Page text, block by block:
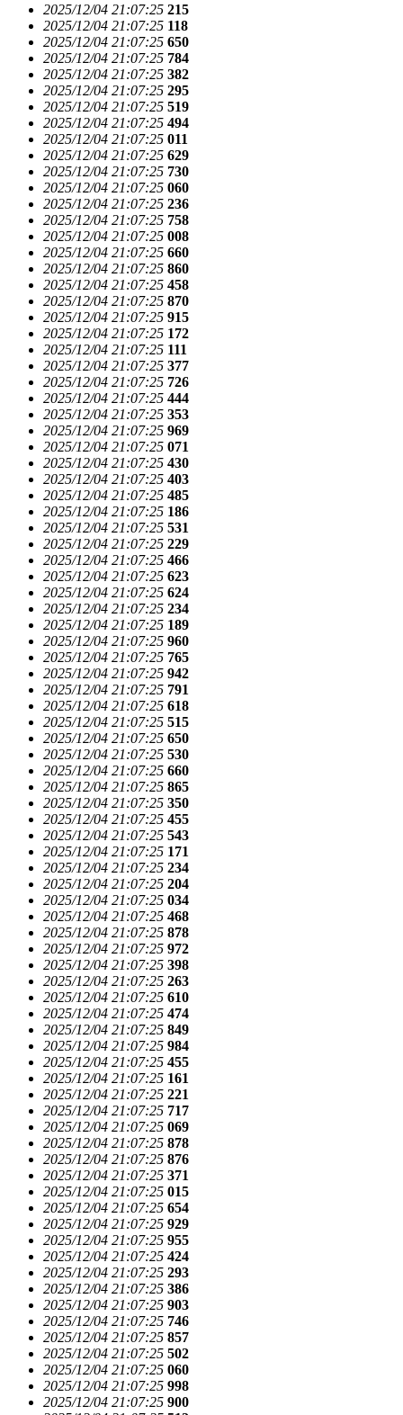
2025/12/04 21:07:25 215
2025/12/04 21:07:25 118
2025/12/04 21:07:25 650
2025/12/04 21:07:25 784
2025/12/04 21:07:25 382
2025/12/04 21:07:25 295
2025/12/04 21:07:25 519
2025/12/04 21:07:25 494
2025/12/04 21:07:25 011
2025/12/04 21:07:25 629
2025/12/04 21:07:25 730
2025/12/04 21:07:25 060
2025/12/04 21:07:25 236
2025/12/04 21:07:25 758
2025/12/04 21:07:25 008
2025/12/04 21:07:25 660
2025/12/04 21:07:25 860
2025/12/04 21:07:25 458
2025/12/04 21:07:25 870
2025/12/04 21:07:25 915
2025/12/04 21:07:25 172
2025/12/04 21:07:25 111
2025/12/04 21:07:25 377
2025/12/04 21:07:25 726
2025/12/04 21:07:25 444
2025/12/04 21:07:25 353
2025/12/04 21:07:25 969
2025/12/04 21:07:25 071
2025/12/04 21:07:25 430
2025/12/04 21:07:25 403
2025/12/04 21:07:25 485
2025/12/04 21:07:25 186
2025/12/04 21:07:25 531
2025/12/04 21:07:25 229
2025/12/04 21:07:25 466
2025/12/04 21:07:25 623
2025/12/04 21:07:25 624
2025/12/04 21:07:25 234
2025/12/04 21:07:25 189
2025/12/04 21:07:25 960
2025/12/04 21:07:25 765
2025/12/04 21:07:25 942
2025/12/04 21:07:25 791
2025/12/04 21:07:25 618
2025/12/04 21:07:25 515
2025/12/04 21:07:25 650
2025/12/04 21:07:25 530
2025/12/04 21:07:25 660
2025/12/04 21:07:25 865
2025/12/04 21:07:25 350
2025/12/04 21:07:25 455
2025/12/04 21:07:25 543
2025/12/04 21:07:25 171
2025/12/04 21:07:25 234
2025/12/04 21:07:25 204
2025/12/04 21:07:25 034
2025/12/04 21:07:25 468
2025/12/04 21:07:25 878
2025/12/04 21:07:25 972
2025/12/04 21:07:25 398
2025/12/04 21:07:25 263
2025/12/04 21:07:25 610
2025/12/04 21:07:25 474
2025/12/04 21:07:25 849
2025/12/04 21:07:25 984
2025/12/04 21:07:25 455
2025/12/04 21:07:25 161
2025/12/04 21:07:25 221
2025/12/04 21:07:25 717
2025/12/04 21:07:25 069
2025/12/04 21:07:25 878
2025/12/04 21:07:25 876
2025/12/04 21:07:25 371
2025/12/04 21:07:25 015
2025/12/04 21:07:25 654
2025/12/04 21:07:25 929
2025/12/04 21:07:25 955
2025/12/04 21:07:25 424
2025/12/04 21:07:25 293
2025/12/04 21:07:25 386
2025/12/04 21:07:25 903
2025/12/04 21:07:25 746
2025/12/04 21:07:25 857
2025/12/04 21:07:25 502
2025/12/04 21:07:25 060
2025/12/04 21:07:25 998
2025/12/04 21:07:25 900